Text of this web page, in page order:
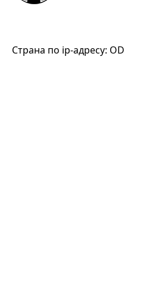
Страна по ip-адресу: OD